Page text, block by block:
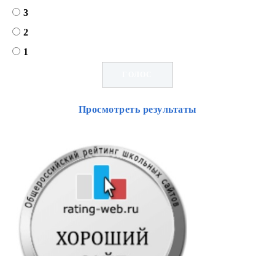
3
2
1
Просмотреть результаты